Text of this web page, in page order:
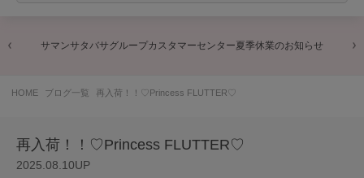
商品に関するお詫びとお知らせ
HOME ブログ一覧 再入荷！！♡Princess FLUTTER♡
再入荷！！♡Princess FLUTTER♡
2025.08.10UP